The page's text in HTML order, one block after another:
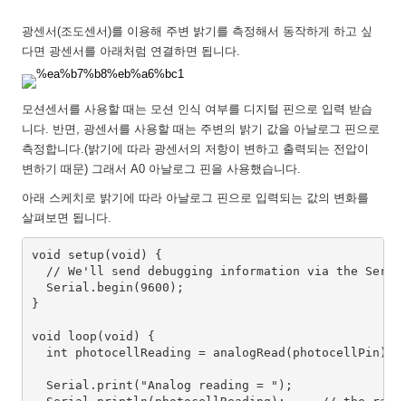
광센서(조도센서)를 이용해 주변 밝기를 측정해서 동작하게 하고 싶
다면 광센서를 아래처럼 연결하면 됩니다.
모션센서를 사용할 때는 모션 인식 여부를 디지털 핀으로 입력 받습
니다. 반면, 광센서를 사용할 때는 주변의 밝기 값을 아날로그 핀으로
측정합니다.(밝기에 따라 광센서의 저항이 변하고 출력되는 전압이
변하기 때문) 그래서 A0 아날로그 핀을 사용했습니다.
아래 스케치로 밝기에 따라 아날로그 핀으로 입력되는 값의 변화를
살펴보면 됩니다.
void setup(void) {
// We'll send debugging information via the
  Serial.begin(9600);
}
void loop(void) {
int photocellReading =
  Serial.print("Analog reading = ");